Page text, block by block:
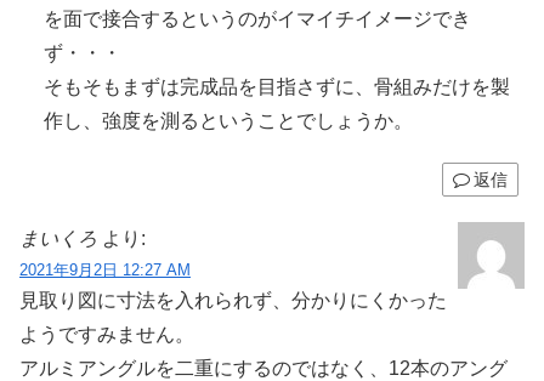
を面で接合するというのがイマイチイメージでき
ず・・・
そもそもまずは完成品を目指さずに、骨組みだけを製
作し、強度を測るということでしょうか。
返信
まいくろ より:
2021年9月2日 12:27 AM
見取り図に寸法を入れられず、分かりにくかった
ようですみません。
アルミアングルを二重にするのではなく、12本のアング